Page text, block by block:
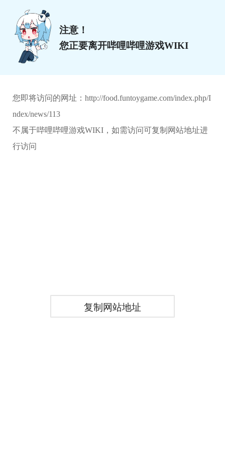
注意！
您正要离开哔哩哔哩游戏WIKI
您即将访问的网址： http://food.funtoygame.com/index.php/I
ndex/news/113
不属于哔哩哔哩游戏WIKI，如需访问可复制网站地址进
行访问
复制网站地址